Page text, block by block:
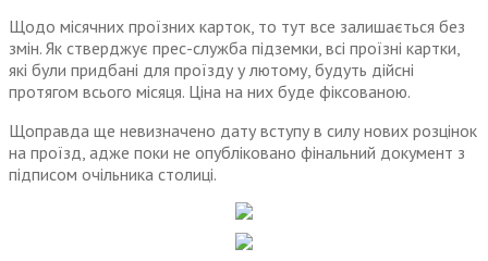
Щодо місячних проїзних карток, то тут все залишається без
змін. Як стверджує прес-служба підземки, всі проїзні картки,
які були придбані для проїзду у лютому, будуть дійсні
протягом всього місяця. Ціна на них буде фіксованою.
Щоправда ще невизначено дату вступу в силу нових розцінок
на проїзд, адже поки не опубліковано фінальний документ з
підписом очільника столиці.